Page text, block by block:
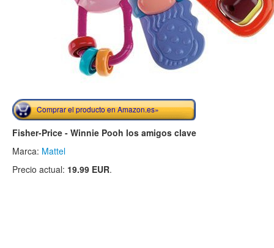
Comprar el producto en Amazon.es»
Fisher-Price - Winnie Pooh los amigos clave
Marca: Mattel
Precio actual: 19.99 EUR.